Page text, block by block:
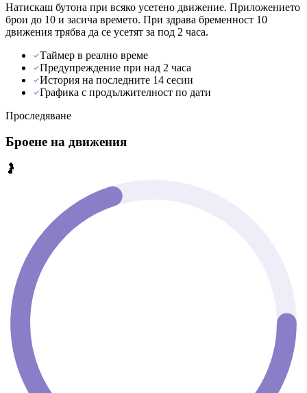
Натискаш бутона при всяко усетено движение. Приложението
брои до 10 и засича времето. При здрава бременност 10
движения трябва да се усетят за под 2 часа.
Таймер в реално време
Предупреждение при над 2 часа
История на последните 14 сесии
Графика с продължителност по дати
Проследяване
Броене на движения
🤰